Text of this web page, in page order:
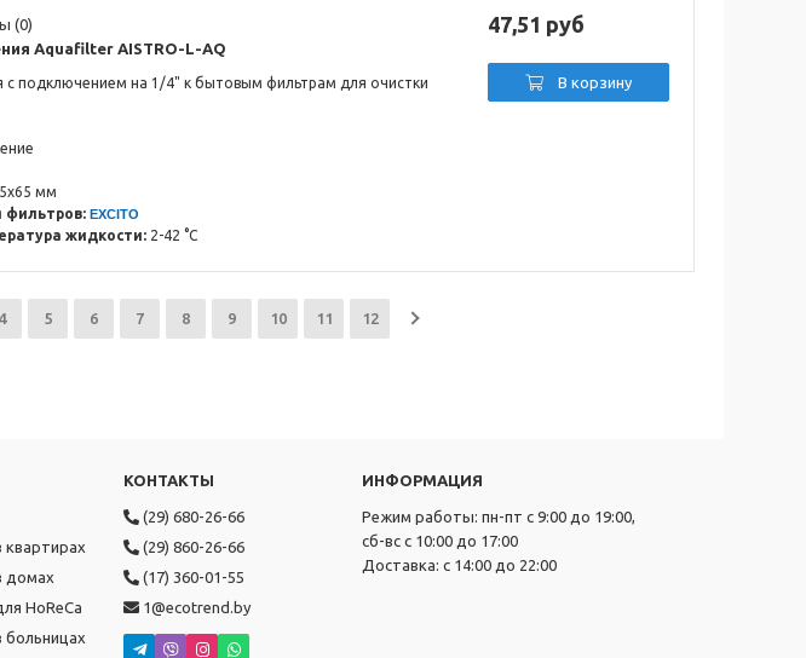
(0)
Aquafilter AISTRO-L-AQ
с подключением на 1/4" к бытовым фильтрам для очистки
мм
фильтров: EXCITO
жидкости: 2-42 °C
47,51 руб
В корзину
4 5 6 7 8 9 10 11 12
домах
HoReCa
КОНТАКТЫ
(29) 680-26-66
(29) 860-26-66
(17) 360-01-55
1@ecotrend.by
ИНФОРМАЦИЯ
Режим работы: пн-пт с 9:00 до 19:00,
сб-вс с 10:00 до 17:00
Доставка: с 14:00 до 22:00